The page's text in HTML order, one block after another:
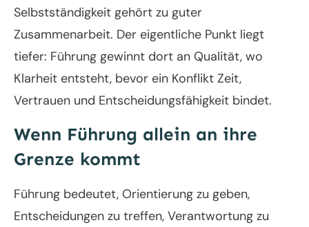
Selbstständigkeit gehört zu guter
Zusammenarbeit. Der eigentliche Punkt liegt
tiefer: Führung gewinnt dort an Qualität, wo
Klarheit entsteht, bevor ein Konflikt Zeit,
Vertrauen und Entscheidungsfähigkeit bindet.
Wenn Führung allein an ihre
Grenze kommt
Führung bedeutet, Orientierung zu geben,
Entscheidungen zu treffen, Verantwortung zu